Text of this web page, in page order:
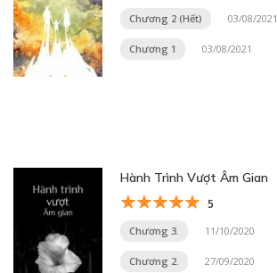
Chương 2 (Hết) 03/08/2021
Chương 1 03/08/2021
Hành Trình Vượt Âm Gian
5
Chương 3. 11/10/2020
Chương 2. 27/09/2020